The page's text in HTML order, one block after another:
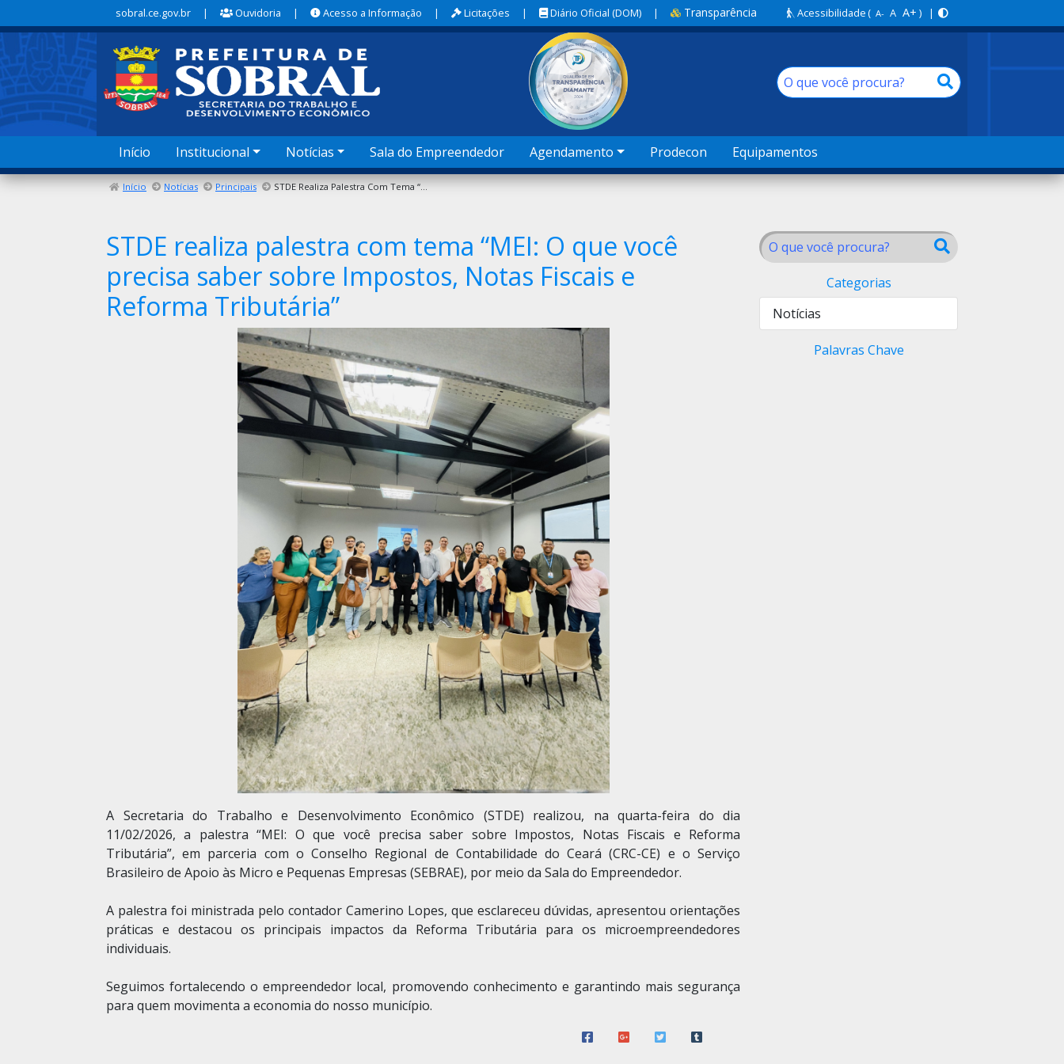
sobral.ce.gov.br | Ouvidoria | Acesso a Informação | Licitações | Diário Oficial (DOM) | Transparência Acessibilidade( A- A A+ ) |
Início Institucional Notícias Sala do Empreendedor Agendamento Prodecon Equipamentos
Início Notícias Principais STDE Realiza Palestra Com Tema “MEI: O Que Você Precisa Saber Sobre Impostos, Notas Fiscais E Reforma Tributária”
Categorias
Notícias
Palavras Chave
STDE realiza palestra com tema “MEI: O que você
precisa saber sobre Impostos, Notas Fiscais e
Reforma Tributária”
A Secretaria do Trabalho e Desenvolvimento Econômico (STDE) realizou, na quarta-feira do dia
11/02/2026, a palestra “MEI: O que você precisa saber sobre Impostos, Notas Fiscais e Reforma
Tributária”, em parceria com o Conselho Regional de Contabilidade do Ceará (CRC-CE) e o Serviço
Brasileiro de Apoio às Micro e Pequenas Empresas (SEBRAE), por meio da Sala do Empreendedor.
A palestra foi ministrada pelo contador Camerino Lopes, que esclareceu dúvidas, apresentou orientações
práticas e destacou os principais impactos da Reforma Tributária para os microempreendedores
individuais.
Seguimos fortalecendo o empreendedor local, promovendo conhecimento e garantindo mais segurança
para quem movimenta a economia do nosso município.